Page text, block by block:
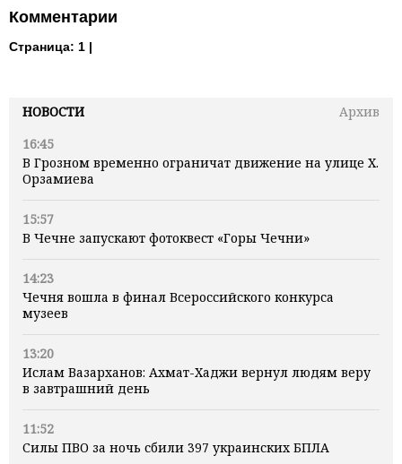
НОВОСТИ
Архив
16:45
В Грозном временно ограничат движение на улице Х.
Орзамиева
15:57
В Чечне запускают фотоквест «Горы Чечни»
14:23
Чечня вошла в финал Всероссийского конкурса
музеев
13:20
Ислам Вазарханов: Ахмат-Хаджи вернул людям веру
в завтрашний день
11:52
Силы ПВО за ночь сбили 397 украинских БПЛА
Комментарии
Страница: 1 |